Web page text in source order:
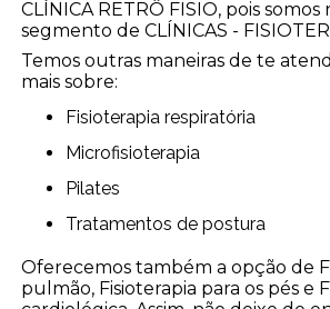
CLÍNICA RETRÔ FISIO, pois
segmento de CLÍNICAS -
Temos outras maneiras de te
mais sobre:
Fisioterapia respiratória
Microfisioterapia
Pilates
Tratamentos de postura
Oferecemos também a opção de
pulmão, Fisioterapia para os pés e